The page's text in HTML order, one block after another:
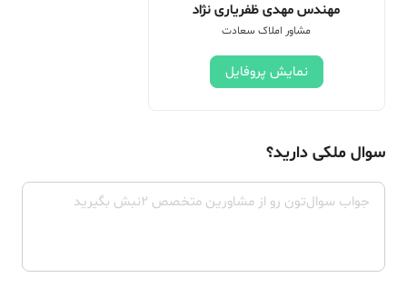
مهندس مهدی ظفریاری نژاد
مشاور املاک سعادت
نمایش پروفایل
سوال ملکی دارید؟